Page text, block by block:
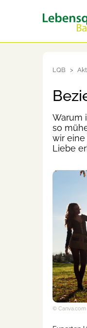
LQB
Warum
so
wir eine
Liebe
© Canva.com